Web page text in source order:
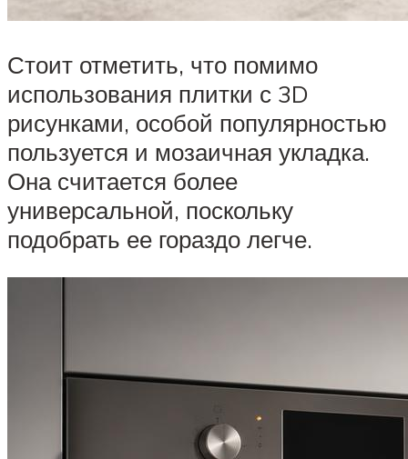
Стоит отметить, что помимо
использования плитки с 3D
рисунками, особой популярностью
пользуется и мозаичная укладка.
Она считается более
универсальной, поскольку
подобрать ее гораздо легче.